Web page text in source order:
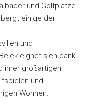
und Golfplätze
einige der
und
eignet sich dank
ihrer großartigen
und
Wohnen.